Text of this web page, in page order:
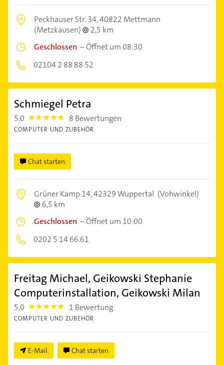
Peckhauser Str. 34,40822 Mettmann
(Metzkausen)
2,5 km
Geschlossen –Öffnet um 08:30
02104 2 88 88 52
Schmiegel Petra
5,0 5.0 8 Bewertungen
COMPUTER UND ZUBEHÖR
Chat starten
Grüner Kamp 14,42329 Wuppertal (Vohwinkel)
6,5 km
Geschlossen –Öffnet um 10:00
0202 5 14 66 61
Freitag Michael, Geikowski Stephanie
Computerinstallation, Geikowski Milan
5,0 5.0 1 Bewertung
COMPUTER UND ZUBEHÖR
E-Mail Chat starten